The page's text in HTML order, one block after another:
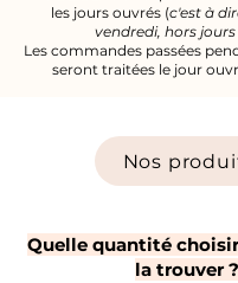
les jours ouvrés (c'est à
vendredi, hors jours
Les commandes passées
seront traitées le jour
Nos
Quelle quantité
la trouver ?